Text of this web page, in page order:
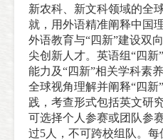
新农科、新文科领域的全
就，用外语精准阐释中国
外语教育与“四新”建设双
尖创新人才。英语组“四新
能力及“四新”相关学科素
全球视角理解并阐释“四
践，考查形式包括英文研
可选择个人参赛或团队参
过5人，不可跨校组队。